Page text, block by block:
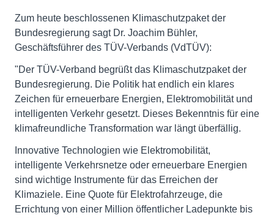
Zum heute beschlossenen Klimaschutzpaket der
Bundesregierung sagt Dr. Joachim Bühler,
Geschäftsführer des TÜV-Verbands (VdTÜV):
"Der TÜV-Verband begrüßt das Klimaschutzpaket der
Bundesregierung. Die Politik hat endlich ein klares
Zeichen für erneuerbare Energien, Elektromobilität und
intelligenten Verkehr gesetzt. Dieses Bekenntnis für eine
klimafreundliche Transformation war längt überfällig.
Innovative Technologien wie Elektromobilität,
intelligente Verkehrsnetze oder erneuerbare Energien
sind wichtige Instrumente für das Erreichen der
Klimaziele. Eine Quote für Elektrofahrzeuge, die
Errichtung von einer Million öffentlicher Ladepunkte bis